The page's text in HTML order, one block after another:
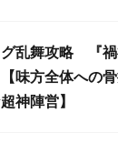
グ乱舞攻略 『
味方全体への
神陣営】